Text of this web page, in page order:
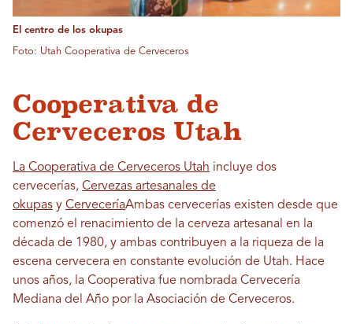
El centro de los okupas
Foto: Utah Cooperativa de Cerveceros
Cooperativa de
Cerveceros Utah
La Cooperativa de Cerveceros Utah incluye dos
cervecerías, Cervezas artesanales de
okupas y CerveceríaAmbas cervecerías existen desde que
comenzó el renacimiento de la cerveza artesanal en la
década de 1980, y ambas contribuyen a la riqueza de la
escena cervecera en constante evolución de Utah. Hace
unos años, la Cooperativa fue nombrada Cervecería
Mediana del Año por la Asociación de Cerveceros.